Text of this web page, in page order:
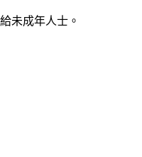
未成年人士。